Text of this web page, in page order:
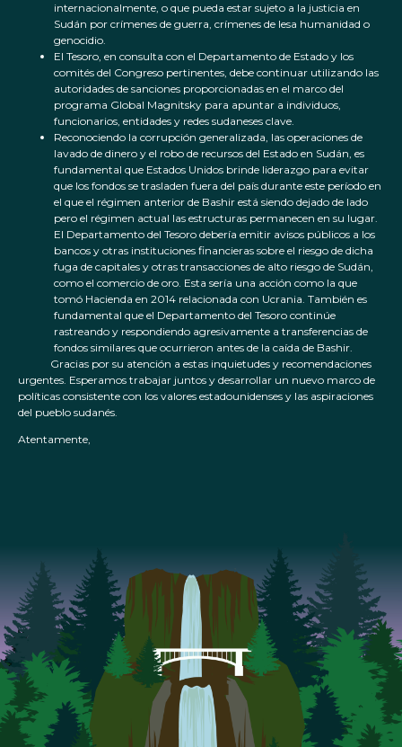
internacionalmente, o que pueda estar sujeto a la justicia en
Sudán por crímenes de guerra, crímenes de lesa humanidad o
genocidio.
El Tesoro, en consulta con el Departamento de Estado y los
comités del Congreso pertinentes, debe continuar utilizando las
autoridades de sanciones proporcionadas en el marco del
programa Global Magnitsky para apuntar a individuos,
funcionarios, entidades y redes sudaneses clave.
Reconociendo la corrupción generalizada, las operaciones de
lavado de dinero y el robo de recursos del Estado en Sudán, es
fundamental que Estados Unidos brinde liderazgo para evitar
que los fondos se trasladen fuera del país durante este período en
el que el régimen anterior de Bashir está siendo dejado de lado
pero el régimen actual las estructuras permanecen en su lugar.
El Departamento del Tesoro debería emitir avisos públicos a los
bancos y otras instituciones financieras sobre el riesgo de dicha
fuga de capitales y otras transacciones de alto riesgo de Sudán,
como el comercio de oro. Esta sería una acción como la que
tomó Hacienda en 2014 relacionada con Ucrania. También es
fundamental que el Departamento del Tesoro continúe
rastreando y respondiendo agresivamente a transferencias de
fondos similares que ocurrieron antes de la caída de Bashir.
Gracias por su atención a estas inquietudes y recomendaciones
urgentes. Esperamos trabajar juntos y desarrollar un nuevo marco de
políticas consistente con los valores estadounidenses y las aspiraciones
del pueblo sudanés.
Atentamente,